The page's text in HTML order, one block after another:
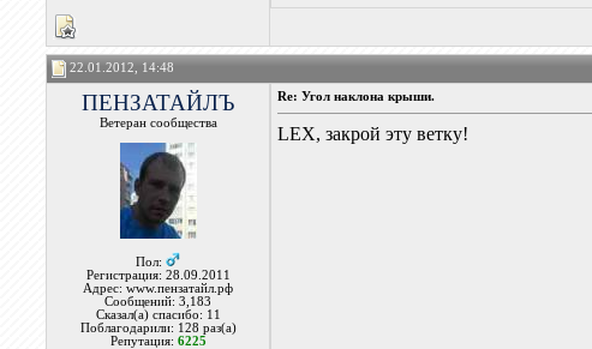
22.01.2012, 14:48
ПЕНЗАТАЙЛЪ
Ветеран сообщества
Пол:
Регистрация: 28.09.2011
Адрес: www.пензатайл.рф
Сообщений: 3,183
Сказал(а) спасибо: 11
Поблагодарили: 128 раз(а)
Репутация: 6225
Re: Угол наклона крыши.
LEX, закрой эту ветку!